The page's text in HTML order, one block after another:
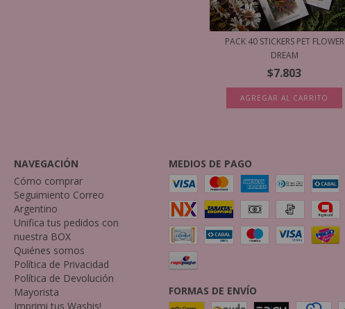
PACK 40 STICKERS PET FLOWER
DREAM
$7.803
AGREGAR AL CARRITO
NAVEGACIÓN
Cómo comprar
Seguimiento Correo
Argentino
Unifica tus pedidos con
nuestra BOX
Quiénes somos
Política de Privacidad
Política de Devolución
Mayorista
Imprimi tus Washis!
MEDIOS DE PAGO
FORMAS DE ENVÍO